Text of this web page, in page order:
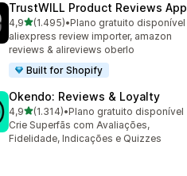
TrustWILL Product Reviews App
4,9de 5 estrelas
(1.495)
1495 avaliações ao todo
•Plano gratuito disponível
aliexpress review importer, amazon
reviews & alireviews oberlo
Built for Shopify
Okendo: Reviews & Loyalty
4,9de 5 estrelas
(1.314)
1314 avaliações ao todo
•Plano gratuito disponível
Crie Superfãs com Avaliações,
Fidelidade, Indicações e Quizzes